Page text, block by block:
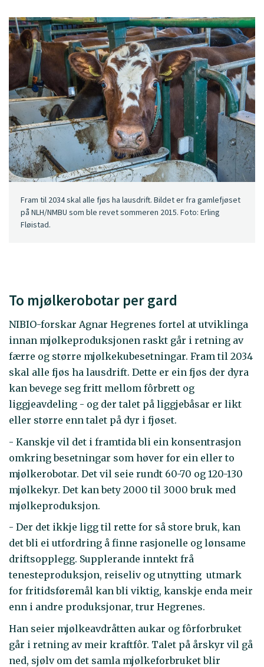
Fram til 2034 skal alle fjøs ha lausdrift. Bildet er fra gamlefjøset
på NLH/NMBU som ble revet sommeren 2015. Foto: Erling
Fløistad.
To mjølkerobotar per gard
NIBIO-forskar Agnar Hegrenes fortel at utviklinga
innan mjølkeproduksjonen raskt går i retning av
færre og større mjølkekubesetningar. Fram til 2034
skal alle fjøs ha lausdrift. Dette er ein fjøs der dyra
kan bevege seg fritt mellom fôrbrett og
liggjeavdeling - og der talet på liggjebåsar er likt
eller større enn talet på dyr i fjøset.
- Kanskje vil det i framtida bli ein konsentrasjon
omkring besetningar som høver for ein eller to
mjølkerobotar. Det vil seie rundt 60-70 og 120-130
mjølkekyr. Det kan bety 2000 til 3000 bruk med
mjølkeproduksjon.
- Der det ikkje ligg til rette for så store bruk, kan
det bli ei utfordring å finne rasjonelle og lønsame
driftsopplegg. Supplerande inntekt frå
tenesteproduksjon, reiseliv og utnytting utmark
for fritidsføremål kan bli viktig, kanskje enda meir
enn i andre produksjonar, trur Hegrenes.
Han seier mjølkeavdråtten aukar og fôrforbruket
går i retning av meir kraftfôr. Talet på årskyr vil gå
ned, sjølv om det samla mjølkeforbruket blir